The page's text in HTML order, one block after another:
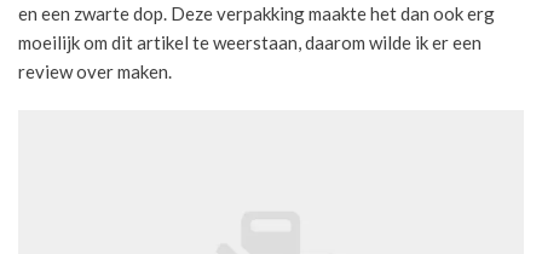
en een zwarte dop. Deze verpakking maakte het dan ook erg
moeilijk om dit artikel te weerstaan, daarom wilde ik er een
review over maken.